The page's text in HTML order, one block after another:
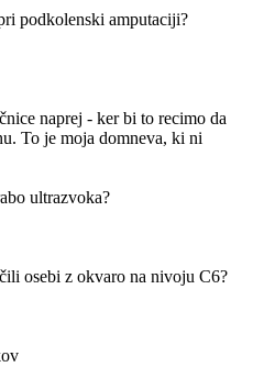
podkolenski amputaciji?
naprej - ker bi to recimo da
To je moja domneva, ki ni
ultrazvoka?
osebi z okvaro na nivoju C6?